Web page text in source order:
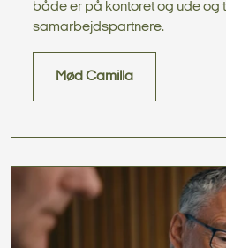
både er på kontoret og ude og
samarbejdspartnere.
Mød Camilla